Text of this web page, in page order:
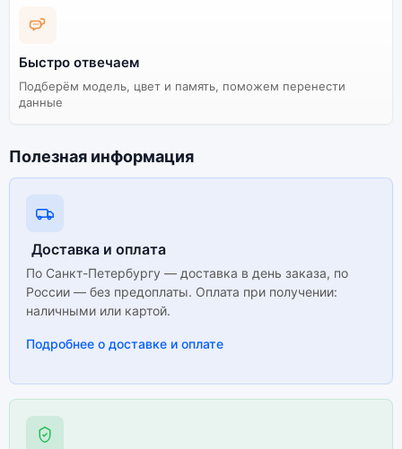
Быстро отвечаем
Подберём модель, цвет и память, поможем перенести
данные
Полезная информация
Доставка и оплата
По Санкт-Петербургу — доставка в день заказа, по
России — без предоплаты. Оплата при получении:
наличными или картой.
Подробнее о доставке и оплате